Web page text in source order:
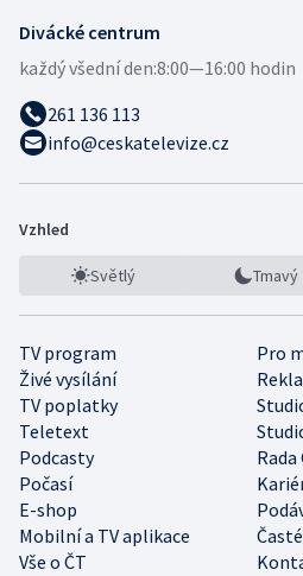
Divácké centrum
každý všední den:8:00—16:00 hodin
261 136 113
info@ceskatelevize.cz
Vzhled
Světlý Tmavý
TV program
Pro
Živé vysílání
TV poplatky
Teletext
Podcasty
Rada
Počasí
E-shop
Mobilní a TV aplikace
Vše o ČT